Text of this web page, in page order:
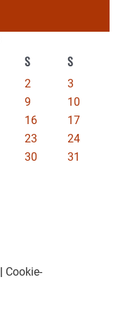
S S
2
3
9
10
16
17
23
24
30
31
Cookie-